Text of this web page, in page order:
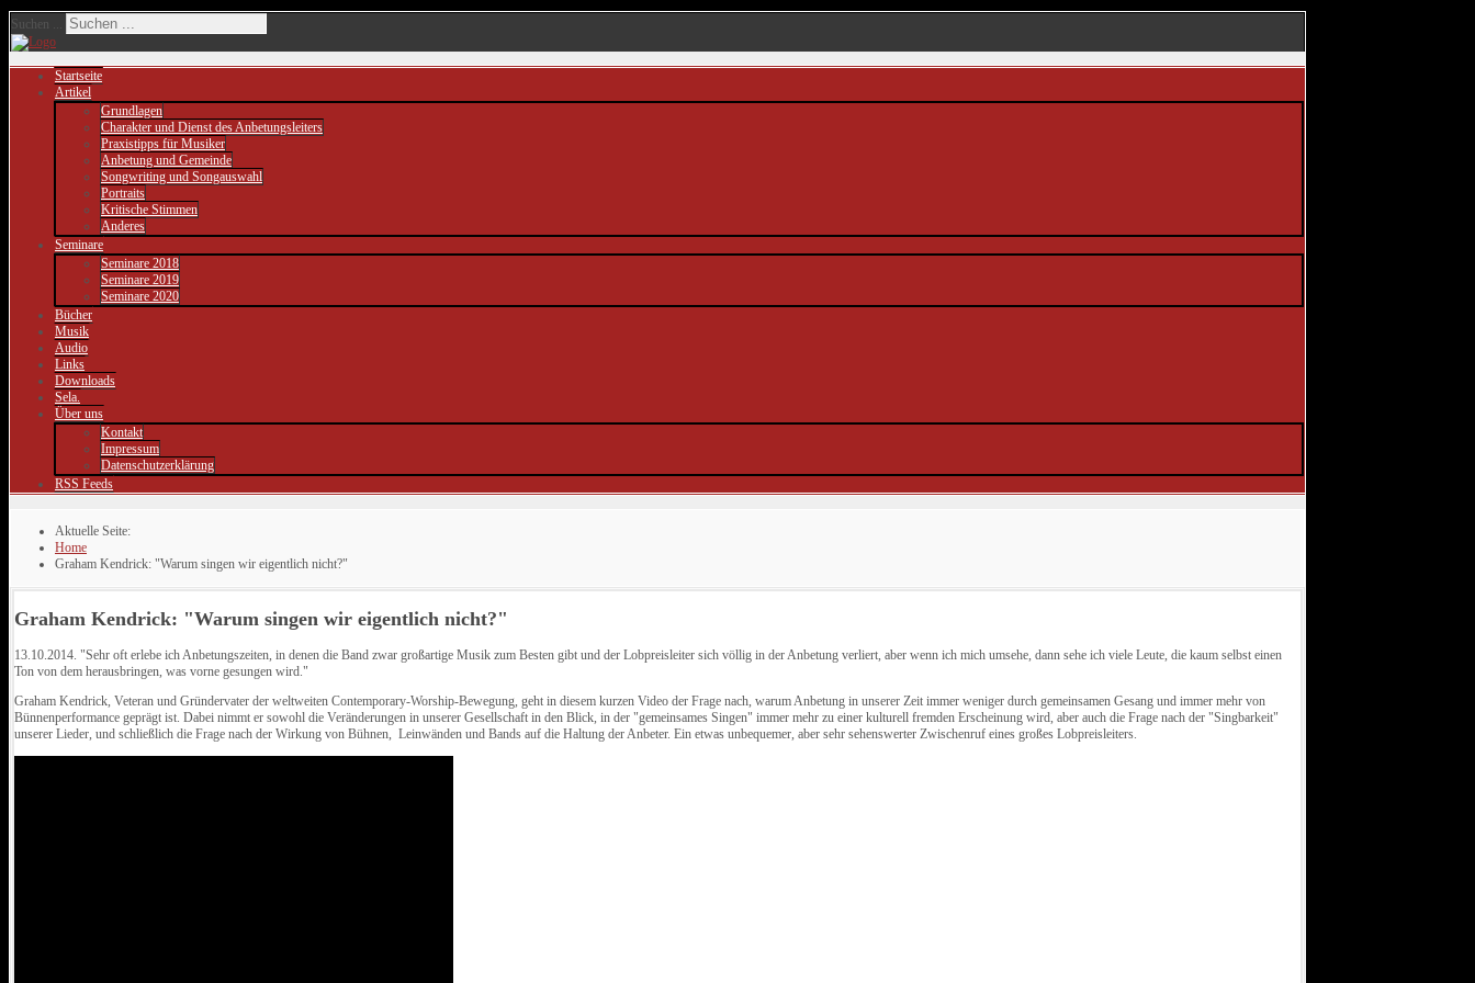
Suchen ...
Startseite
Artikel
Grundlagen
Charakter und Dienst des Anbetungsleiters
Praxistipps für Musiker
Anbetung und Gemeinde
Songwriting und Songauswahl
Portraits
Kritische Stimmen
Anderes
Seminare
Seminare 2018
Seminare 2019
Seminare 2020
Bücher
Musik
Audio
Links
Downloads
Sela.
Über uns
Kontakt
Impressum
Datenschutzerklärung
RSS Feeds
Aktuelle Seite:
Home
Graham Kendrick: "Warum singen wir eigentlich nicht?"
Graham Kendrick: "Warum singen wir eigentlich nicht?"
13.10.2014. "Sehr oft erlebe ich Anbetungszeiten, in denen die Band zwar großartige Musik zum Besten gibt und der Lobpreisleiter sich völlig in der Anbetung verliert, aber wenn ich mich umsehe, dann sehe ich viele Leute, die kaum selbst einen
Ton von dem herausbringen, was vorne gesungen wird."
Graham Kendrick, Veteran und Gründervater der weltweiten Contemporary-Worship-Bewegung, geht in diesem kurzen Video der Frage nach, warum Anbetung in unserer Zeit immer weniger durch gemeinsamen Gesang und immer mehr von
Bünnenperformance geprägt ist. Dabei nimmt er sowohl die Veränderungen in unserer Gesellschaft in den Blick, in der "gemeinsames Singen" immer mehr zu einer kulturell fremden Erscheinung wird, aber auch die Frage nach der "Singbarkeit"
unserer Lieder, und schließlich die Frage nach der Wirkung von Bühnen, Leinwänden und Bands auf die Haltung der Anbeter. Ein etwas unbequemer, aber sehr sehenswerter Zwischenruf eines großes Lobpreisleiters.